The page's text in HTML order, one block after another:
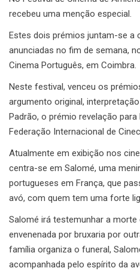
recebeu uma menção especial.
Estes dois prémios juntam-se a
anunciadas no fim de semana,
Cinema Português, em Coimbra.
Neste festival, venceu os
argumento original,
Padrão, o prémio revelação
Federação Internacional de
Atualmente em exibição nos
centra-se em Salomé, uma
portugueses em França, que
avó, com quem tem uma forte
Salomé irá testemunhar a
envenenada por bruxaria por
família organiza o funeral,
acompanhada pelo espírito da